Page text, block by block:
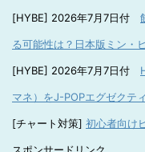
[HYBE] 2026年7月7日付
る可能性は？日本版ミン・
[HYBE] 2026年7月7日付
マネ）をJ-POPエグゼクテ
[チャート対策] 初心者向け